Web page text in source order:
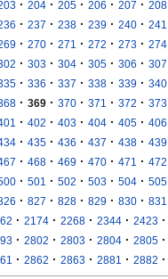
· 204 · 205 · 206 · 207 · 208
· 237 · 238 · 239 · 240 · 241
· 270 · 271 · 272 · 273 · 274
· 303 · 304 · 305 · 306 · 307
· 336 · 337 · 338 · 339 · 340
· 369 · 370 · 371 · 372 · 373
· 402 · 403 · 404 · 405 · 406
· 435 · 436 · 437 · 438 · 439
· 468 · 469 · 470 · 471 · 472
· 501 · 502 · 503 · 504 · 505
· 827 · 828 · 829 · 830 · 831
· 2174 · 2268 · 2344 · 2423 ·
· 2802 · 2803 · 2804 · 2805 ·
· 2862 · 2863 · 2881 · 2882 ·